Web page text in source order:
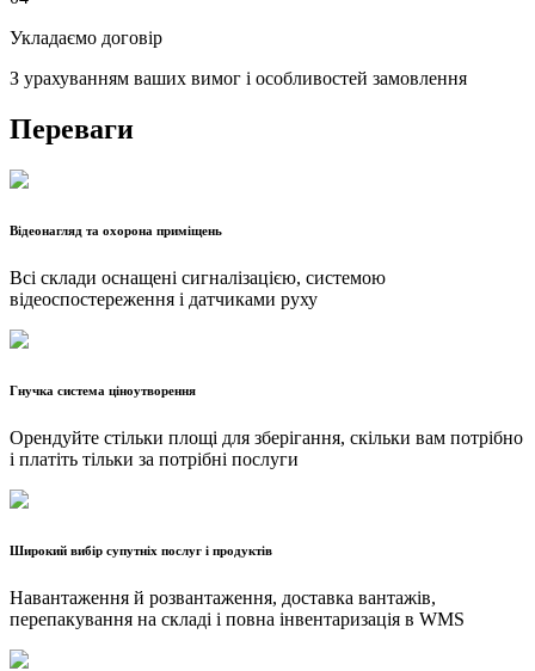
Укладаємо договір
З урахуванням ваших вимог і особливостей замовлення
Переваги
Відеонагляд та охорона приміщень
Всі склади оснащені сигналізацією, системою
відеоспостереження і датчиками руху
Гнучка система ціноутворення
Орендуйте стільки площі для зберігання, скільки вам потрібно
і платіть тільки за потрібні послуги
Широкий вибір супутніх послуг і продуктів
Навантаження й розвантаження, доставка вантажів,
перепакування на складі і повна інвентаризація в WMS